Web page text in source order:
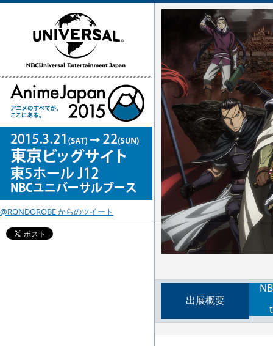
出展概要
@RONDOROBE からのツイート